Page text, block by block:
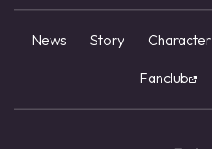
News Story Character
Fanclub